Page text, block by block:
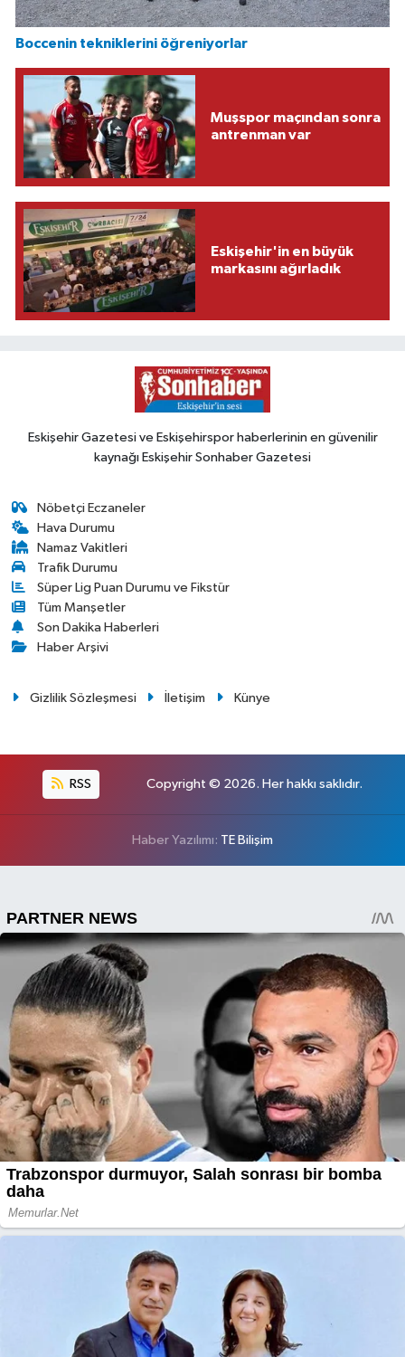
Boccenin tekniklerini öğreniyorlar
Muşspor maçından sonra
antrenman var
Eskişehir'in en büyük
markasını ağırladık
Eskişehir Gazetesi ve Eskişehirspor haberlerinin en güvenilir
kaynağı Eskişehir Sonhaber Gazetesi
Nöbetçi Eczaneler
Hava Durumu
Namaz Vakitleri
Trafik Durumu
Süper Lig Puan Durumu ve Fikstür
Tüm Manşetler
Son Dakika Haberleri
Haber Arşivi
Gizlilik Sözleşmesi İletişim Künye
RSS Copyright © 2026. Her hakkı saklıdır.
Haber Yazılımı: TE Bilişim